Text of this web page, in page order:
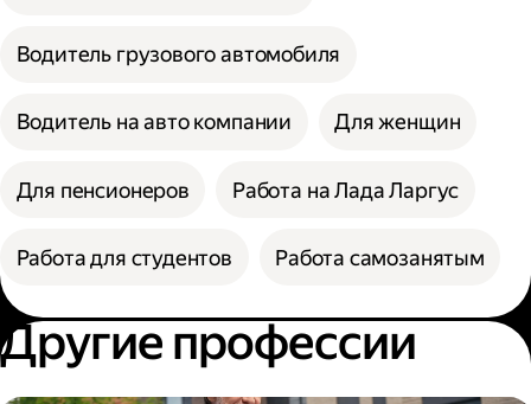
Водитель грузового автомобиля
Водитель на авто компании Для женщин
Для пенсионеров Работа на Лада Ларгус
Работа для студентов Работа самозанятым
Другие профессии